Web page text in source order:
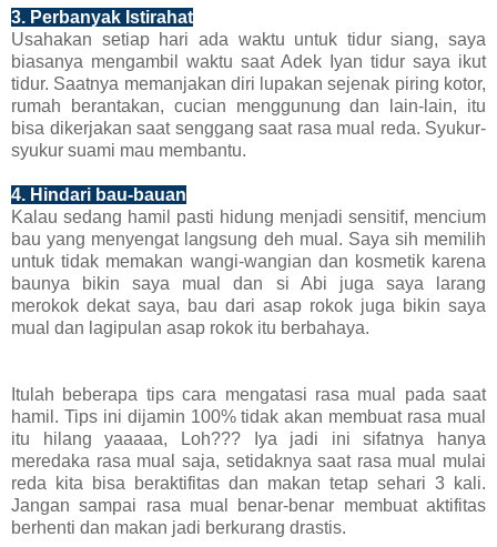
3. Perbanyak Istirahat
Usahakan setiap hari ada waktu untuk tidur siang, saya
biasanya mengambil waktu saat Adek Iyan tidur saya ikut
tidur. Saatnya memanjakan diri lupakan sejenak piring kotor,
rumah berantakan, cucian menggunung dan lain-lain, itu
bisa dikerjakan saat senggang saat rasa mual reda. Syukur-
syukur suami mau membantu.
4. Hindari bau-bauan
Kalau sedang hamil pasti hidung menjadi sensitif, mencium
bau yang menyengat langsung deh mual. Saya sih memilih
untuk tidak memakan wangi-wangian dan kosmetik karena
baunya bikin saya mual dan si Abi juga saya larang
merokok dekat saya, bau dari asap rokok juga bikin saya
mual dan lagipulan asap rokok itu berbahaya.
Itulah beberapa tips cara mengatasi rasa mual pada saat
hamil. Tips ini dijamin 100% tidak akan membuat rasa mual
itu hilang yaaaaa, Loh??? Iya jadi ini sifatnya hanya
meredaka rasa mual saja, setidaknya saat rasa mual mulai
reda kita bisa beraktifitas dan makan tetap sehari 3 kali.
Jangan sampai rasa mual benar-benar membuat aktifitas
berhenti dan makan jadi berkurang drastis.